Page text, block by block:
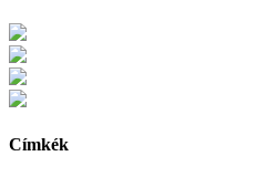
Címkék